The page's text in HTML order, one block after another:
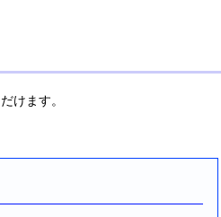
けます。